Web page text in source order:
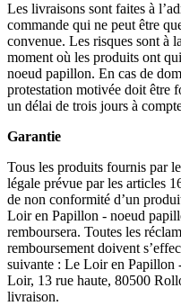
Les livraisons sont faites à
commande qui ne peut être
convenue. Les risques sont à
moment où les produits ont
noeud papillon. En cas de
protestation motivée doit être
un délai de trois jours à
Garantie
Tous les produits fournis par
légale prévue par les articles
de non conformité d’un
Loir en Papillon - noeud
remboursera. Toutes les
remboursement doivent
suivante : Le Loir en
Loir, 13 rue haute, 80500
livraison.